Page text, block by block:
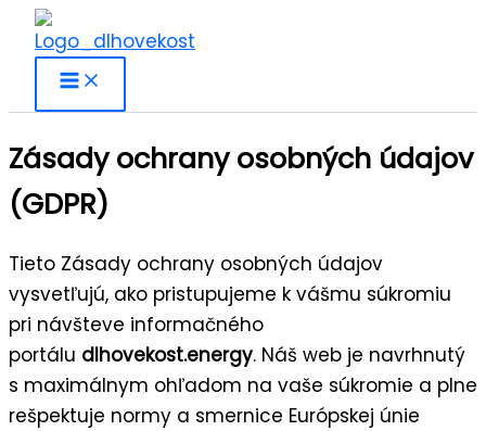
Preskočiť
obsah
Zásady ochrany osobných údajov
(GDPR)
Tieto Zásady ochrany osobných údajov
vysvetľujú, ako pristupujeme k vášmu súkromiu
pri návšteve informačného
portálu dlhovekost.energy. Náš web je navrhnutý
s maximálnym ohľadom na vaše súkromie a plne
rešpektuje normy a smernice Európskej únie